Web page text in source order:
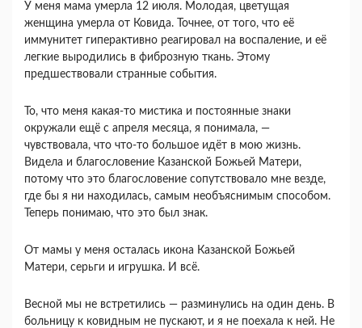
У меня мама умерла 12 июля. Молодая, цветущая
женщина умерла от Ковида. Точнее, от того, что её
иммунитет гиперактивно реагировал на воспаление, и её
легкие выродились в фиброзную ткань. Этому
предшествовали странные события.
То, что меня какая-то мистика и постоянные знаки
окружали ещё с апреля месяца, я понимала, —
чувствовала, что что-то большое идёт в мою жизнь.
Видела и благословение Казанской Божьей Матери,
потому что это благословение сопутствовало мне везде,
где бы я ни находилась, самым необъяснимым способом.
Теперь понимаю, что это был знак.
От мамы у меня осталась икона Казанской Божьей
Матери, серьги и игрушка. И всё.
Весной мы не встретились — разминулись на один день. В
больницу к ковидным не пускают, и я не поехала к ней. Не